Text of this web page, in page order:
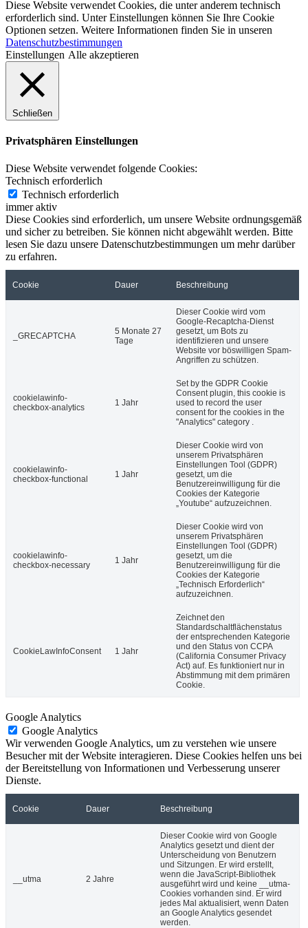
Diese Website verwendet Cookies, die unter anderem technisch
erforderlich sind. Unter Einstellungen können Sie Ihre Cookie
Optionen setzen. Weitere Informationen finden Sie in unseren
Datenschutzbestimmungen
Einstellungen Alle akzeptieren
Schließen
Privatsphären Einstellungen
Diese Website verwendet folgende Cookies:
Technisch erforderlich
Technisch erforderlich
immer aktiv
Diese Cookies sind erforderlich, um unsere Website ordnungsgemäß
und sicher zu betreiben. Sie können nicht abgewählt werden. Bitte
lesen Sie dazu unsere Datenschutzbestimmungen um mehr darüber
zu erfahren.
Cookie Dauer Beschreibung
_GRECAPTCHA
5 Monate 27
Tage
Dieser Cookie wird vom
Google-Recaptcha-Dienst
gesetzt, um Bots zu
identifizieren und unsere
Website vor böswilligen Spam-
Angriffen zu schützen.
cookielawinfo-
checkbox-analytics
1 Jahr
Set by the GDPR Cookie
Consent plugin, this cookie is
used to record the user
consent for the cookies in the
"Analytics" category .
cookielawinfo-
checkbox-functional
1 Jahr
Dieser Cookie wird von
unserem Privatsphären
Einstellungen Tool (GDPR)
gesetzt, um die
Benutzereinwilligung für die
Cookies der Kategorie
„Youtube“ aufzuzeichnen.
cookielawinfo-
checkbox-necessary
1 Jahr
Dieser Cookie wird von
unserem Privatsphären
Einstellungen Tool (GDPR)
gesetzt, um die
Benutzereinwilligung für die
Cookies der Kategorie
„Technisch Erforderlich“
aufzuzeichnen.
CookieLawInfoConsent 1 Jahr
Zeichnet den
Standardschaltflächenstatus
der entsprechenden Kategorie
und den Status von CCPA
(California Consumer Privacy
Act) auf. Es funktioniert nur in
Abstimmung mit dem primären
Cookie.
Google Analytics
Google Analytics
Wir verwenden Google Analytics, um zu verstehen wie unsere
Besucher mit der Website interagieren. Diese Cookies helfen uns bei
der Bereitstellung von Informationen und Verbesserung unserer
Dienste.
Cookie Dauer Beschreibung
__utma 2 Jahre
Dieser Cookie wird von Google
Analytics gesetzt und dient der
Unterscheidung von Benutzern
und Sitzungen. Er wird erstellt,
wenn die JavaScript-Bibliothek
ausgeführt wird und keine __utma-
Cookies vorhanden sind. Er wird
jedes Mal aktualisiert, wenn Daten
an Google Analytics gesendet
werden.